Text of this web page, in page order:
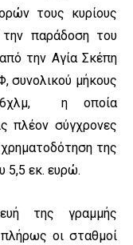
τους κυρίους
την παράδοση του
την Αγία Σκέπη
συνολικού μήκους
6χλμ, η οποία
πλέον σύγχρονες
της
5,5 εκ. ευρώ.
της γραμμής
πλήρως οι σταθμοί